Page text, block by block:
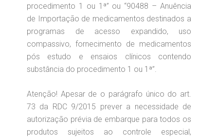
procedimento 1 ou 1ª” ou “90488 – Anuência
de Importação de medicamentos destinados a
programas de acesso expandido, uso
compassivo, fornecimento de medicamentos
pós estudo e ensaios clínicos contendo
substância do procedimento 1 ou 1ª”.
Atenção! Apesar de o parágrafo único do art.
73 da RDC 9/2015 prever a necessidade de
autorização prévia de embarque para todos os
produtos sujeitos ao controle especial,